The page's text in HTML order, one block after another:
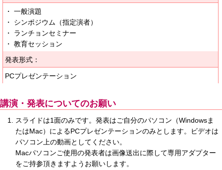
・ 一般演題
・ シンポジウム（指定演者）
・ ランチョンセミナー
・ 教育セッション
発表形式：
PCプレゼンテーション
講演・発表についてのお願い
スライドは1面のみです。発表はご自分のパソコン（Windowsま
たはMac）によるPCプレゼンテーションのみとします。ビデオは
パソコン上の動画としてください。
Macパソコンご使用の発表者は画像送出に際して専用アダプター
をご持参頂きますようお願いします。